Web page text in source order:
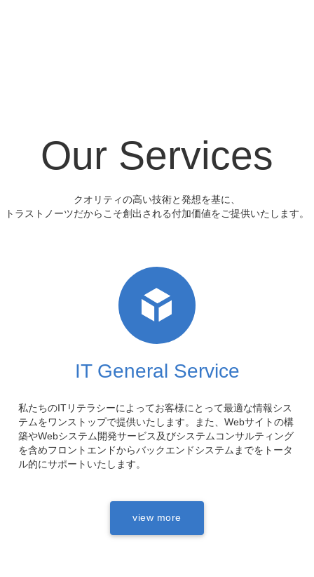
Our Services
クオリティの高い技術と発想を基に、
トラストノーツだからこそ創出される付加価値をご提供いたします。
IT General Service
私たちのITリテラシーによってお客様にとって最適な情報シス
テムをワンストップで提供いたします。また、Webサイトの構
築やWebシステム開発サービス及びシステムコンサルティング
を含めフロントエンドからバックエンドシステムまでをトータ
ル的にサポートいたします。
view more